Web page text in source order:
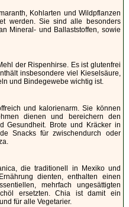
Kohlarten und Wildpflanzen
werden. Sie sind alle besonders
Mineral- und Ballaststoffen, sowie
der Rispenhirse. Es ist glutenfrei
insbesondere viel Kieselsäure,
und Bindegewebe wichtig ist.
und kalorienarm. Sie können
dienen und bereichern den
Gesundheit. Brote und Kräcker in
Snacks für zwischendurch oder
die traditionell in Mexiko und
dienten, enthalten einen
mehrfach ungesättigten
ersetzten. Chia ist damit ein
für alle Vegetarier.